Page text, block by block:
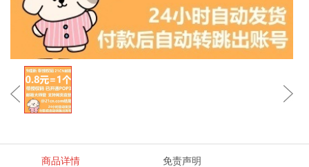
商品详情 免责声明